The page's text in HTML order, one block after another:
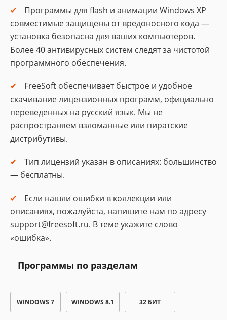
Программы для flash и анимации Windows XP
совместимые защищены от вредоносного кода —
установка безопасна для ваших компьютеров.
Более 40 антивирусных систем следят за чистотой
программного обеспечения.
FreeSoft обеспечивает быстрое и удобное
скачивание лицензионных программ, официально
переведенных на русский язык. Мы не
распространяем взломанные или пиратские
дистрибутивы.
Тип лицензий указан в описаниях: большинство
— бесплатны.
Если нашли ошибки в коллекции или
описаниях, пожалуйста, напишите нам по адресу
support@freesoft.ru. В теме укажите слово
«ошибка».
Программы по разделам
WINDOWS 7 WINDOWS 8.1 32 БИТ